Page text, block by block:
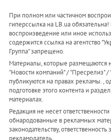
При полном или частичном
гиперссылка на LB.ua
воспроизведение или иное
содержится ссылка на агентство
Группа" запрещено.
Материалы, которые размещаются
"Новости компаний" / "Пресрелиз"
публикуются на правах рекламы. ,
подготовке этого контента и
материалах.
Редакция не несет
обнародованные в рекламных
законодательству,